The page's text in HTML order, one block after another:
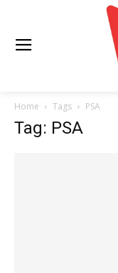
Home Tags PSA
Tag: PSA